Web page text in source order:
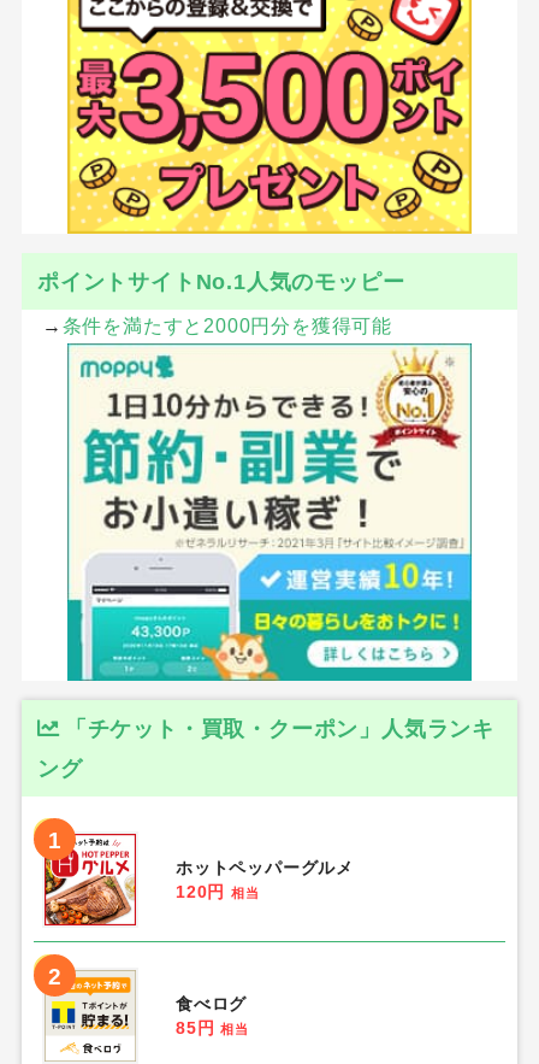
ポイントサイトNo.1人気のモッピー
→ 条件を満たすと2000円分を獲得可能
「チケット・買取・クーポン」人気ランキ
ング
1
ホットペッパーグルメ
120円
相当
2
食べログ
85円
相当